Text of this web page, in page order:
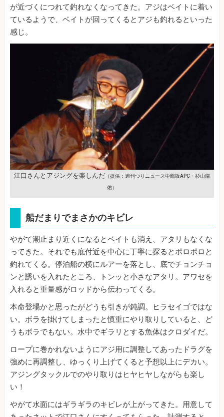
が近づくにつれて釣れなくなってきた。アジはベイトに着い
ているようで、ベイトが回ってくるとアジも釣れるといった
感じ。
江口さんとアジングを楽しんだ （提供：週刊つりニュース中部版APC・杉山陽
佑）
船だまりでまさかのキビレ
やがて潮止まり近くになるとベイトも消え、アタリもなくな
ってきた。それでも底付近を中心に丁寧に探るとポロポロと
釣れてくる。停泊船の横にルアーを落とし、底でチョンチョ
ンと誘いを入れたところ、トンッと小さなアタリ。アワセを
入れると重量感がロッドから伝わってくる。
本命登場かと思ったがどうも引きが鈍調。ヒラセイゴではな
い。ボラを掛けてしまったと慎重にやり取りしていると、ど
うもボラでもない。水中でギラリとする魚体はクロダイだ。
ロープに巻かれないようにアジ用に調整してあったドラグを
強めに再調整し、ゆっくり上げてくると予想以上にデカい。
アジングタックルでのやり取りはヒヤヒヤしながらも楽し
い！
やがて水面にはギラギラのキビレが上がってきた。用意して